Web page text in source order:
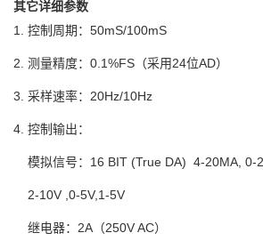
其它详细参数
1. 控制周期：50mS/100mS
2. 测量精度：0.1%FS（采用24位AD）
3. 采样速率：20Hz/10Hz
4. 控制输出：
模拟信号：16 BIT (True DA) 4-20MA, 0-
2-10V ,0-5V,1-5V
继电器：2A（250V AC）